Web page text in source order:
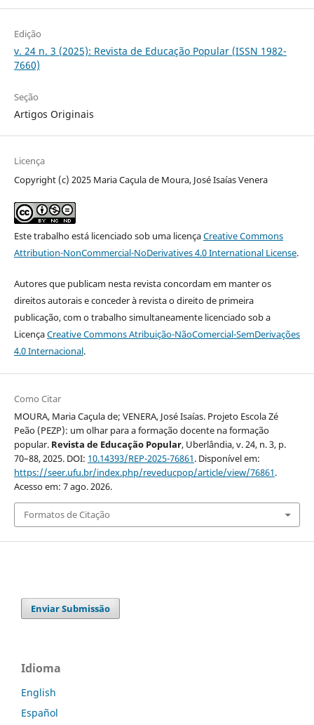
Edição
v. 24 n. 3 (2025): Revista de Educação Popular (ISSN 1982-
7660)
Seção
Artigos Originais
Licença
Copyright (c) 2025 Maria Caçula de Moura, José Isaías Venera
Este trabalho está licenciado sob uma licençaCreative Commons
Attribution-NonCommercial-NoDerivatives 4.0 International License.
Autores que publicam nesta revista concordam em manter os
direitos autorais e conceder à revista o direito de primeira
publicação, com o trabalho simultaneamente licenciado sob a
LicençaCreative Commons Atribuição-NãoComercial-SemDerivações
4.0 Internacional.
Como Citar
MOURA, Maria Caçula de; VENERA, José Isaías. Projeto Escola Zé
Peão (PEZP): um olhar para a formação docente na formação
popular. Revista de Educação Popular, Uberlândia, v. 24, n. 3, p.
70–88, 2025. DOI: 10.14393/REP-2025-76861. Disponível em:
https://seer.ufu.br/index.php/reveducpop/article/view/76861.
Acesso em: 7 ago. 2026.
Formatos de Citação
Enviar Submissão
Idioma
English
Español